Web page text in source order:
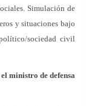
Simulación de
y situaciones bajo
sociedad civil
ministro de defensa